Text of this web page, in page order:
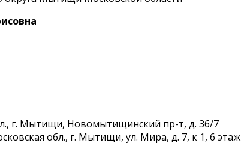
г. Мытищи, Новомытищинский пр-т, д. 36/7
обл., г. Мытищи, ул. Мира, д. 7, к 1, 6 этаж